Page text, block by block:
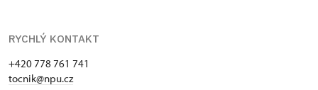
RYCHLÝ KONTAKT
+420 778 761 741
tocnik@npu.cz